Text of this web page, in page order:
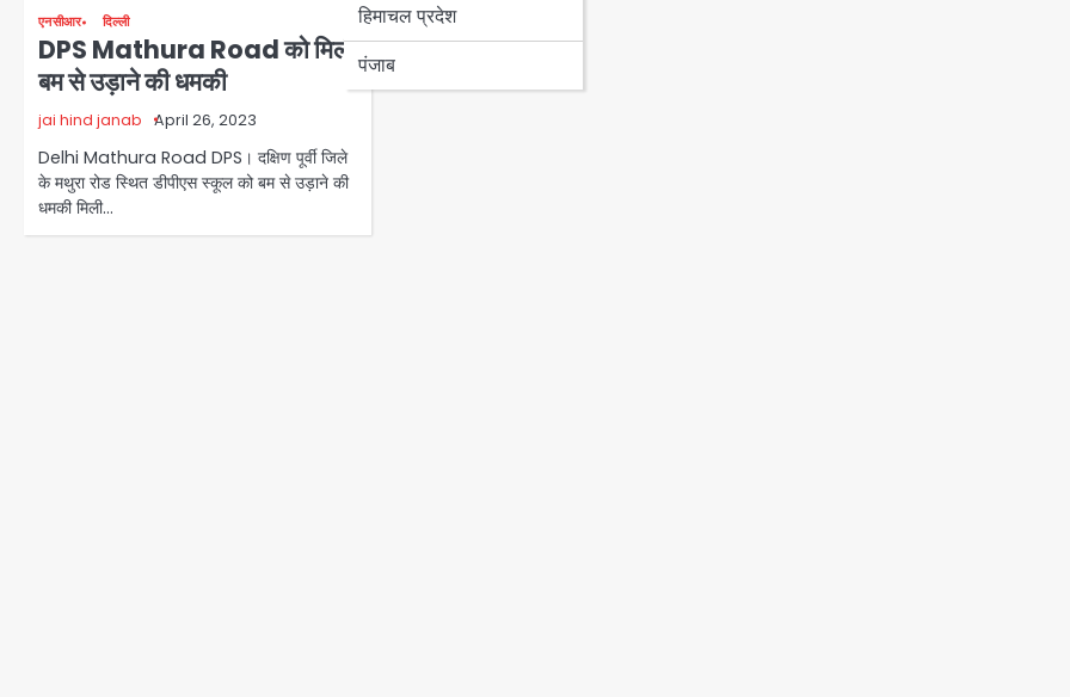
हिमाचल प्रदेश
पंजाब
एनसीआर दिल्ली
DPS Mathura Road को मिली
बम से उड़ाने की धमकी
jai hind janab April 26, 2023
Delhi Mathura Road DPS। दक्षिण पूर्वी जिले
के मथुरा रोड स्थित डीपीएस स्कूल को बम से उड़ाने की
धमकी मिली…